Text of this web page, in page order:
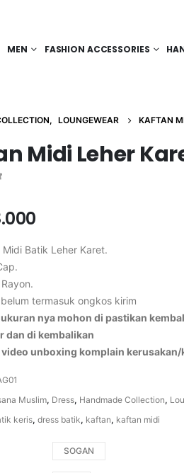
MEN FASHION ACCESSORIES
, LOUNGEWEAR KAFTAN
Midi Leher
Midi Batik Leher Karet.
termasuk ongkos kirim
nya mohon di pastikan
dan di kembalikan
video unboxing komplain
Muslim, Dress, Handmade Collection,
keris,dress batik, kaftan, kaftan midi
SOGAN